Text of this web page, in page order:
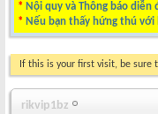
* Nội quy và Thông báo diễn
* Nếu bạn thấy hứng thú với
If this is your first visit, be sure
rikvip1bz